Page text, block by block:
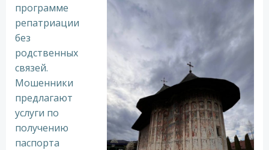
программе
репатриации
без
родственных
связей.
Мошенники
предлагают
услуги по
получению
паспорта